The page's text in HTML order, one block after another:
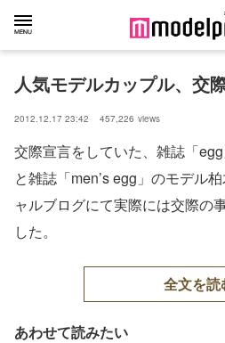
人気モデルカップル、交
2012.12.17 23:42 457,226 views
交際宣言をしていた、雑誌「
と雑誌「men’s egg」のモデル
ャルブログにて実際には交際の
した。
全文を読
あわせて読みたい